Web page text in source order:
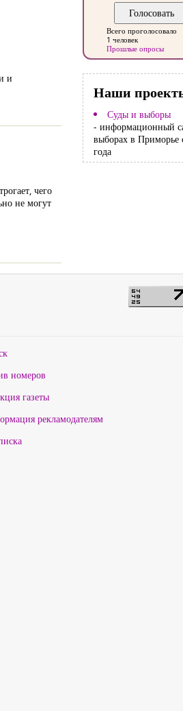
и
чего
не могут
Всего проголосовало
1 человек
Прошлые опросы
Наши
Суды и выборы
- информационный
выборах в Приморье
года
номеров
газеты
рекламодателям